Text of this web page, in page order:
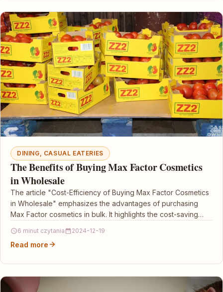
DINING, CASUAL EATERIES
The Benefits of Buying Max Factor Cosmetics
in Wholesale
The article "Cost-Efficiency of Buying Max Factor Cosmetics
in Wholesale" emphasizes the advantages of purchasing
Max Factor cosmetics in bulk. It highlights the cost-saving…
6 minut czytania 2024-12-19
Read more